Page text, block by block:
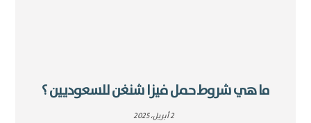
ما هي شروط حمل فيزا شنغن للسعوديين ؟
2 أبريل، 2025